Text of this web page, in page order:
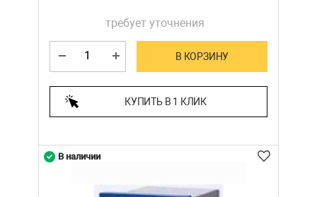
требует уточнения
В КОРЗИНУ
КУПИТЬ В 1 КЛИК
В наличии